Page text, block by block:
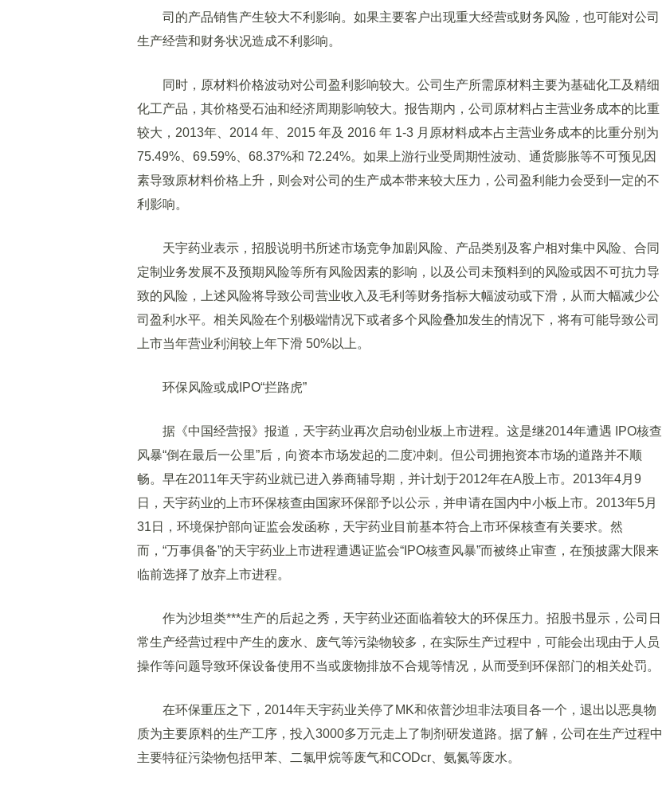
司的产品销售产生较大不利影响。如果主要客户出现重大经营或财务风险，也可能对公司
生产经营和财务状况造成不利影响。
同时，原材料价格波动对公司盈利影响较大。公司生产所需原材料主要为基础化工及精细
化工产品，其价格受石油和经济周期影响较大。报告期内，公司原材料占主营业务成本的比重
较大，2013年、2014 年、2015 年及 2016 年 1-3 月原材料成本占主营业务成本的比重分别为
75.49%、69.59%、68.37%和 72.24%。如果上游行业受周期性波动、通货膨胀等不可预见因
素导致原材料价格上升，则会对公司的生产成本带来较大压力，公司盈利能力会受到一定的不
利影响。
天宇药业表示，招股说明书所述市场竞争加剧风险、产品类别及客户相对集中风险、合同
定制业务发展不及预期风险等所有风险因素的影响，以及公司未预料到的风险或因不可抗力导
致的风险，上述风险将导致公司营业收入及毛利等财务指标大幅波动或下滑，从而大幅减少公
司盈利水平。相关风险在个别极端情况下或者多个风险叠加发生的情况下，将有可能导致公司
上市当年营业利润较上年下滑 50%以上。
环保风险或成IPO“拦路虎”
据《中国经营报》报道，天宇药业再次启动创业板上市进程。这是继2014年遭遇 IPO核查
风暴“倒在最后一公里”后，向资本市场发起的二度冲刺。但公司拥抱资本市场的道路并不顺
畅。早在2011年天宇药业就已进入券商辅导期，并计划于2012年在A股上市。2013年4月9
日，天宇药业的上市环保核查由国家环保部予以公示，并申请在国内中小板上市。2013年5月
31日，环境保护部向证监会发函称，天宇药业目前基本符合上市环保核查有关要求。然
而，“万事俱备”的天宇药业上市进程遭遇证监会“IPO核查风暴”而被终止审查，在预披露大限来
临前选择了放弃上市进程。
作为沙坦类***生产的后起之秀，天宇药业还面临着较大的环保压力。招股书显示，公司日
常生产经营过程中产生的废水、废气等污染物较多，在实际生产过程中，可能会出现由于人员
操作等问题导致环保设备使用不当或废物排放不合规等情况，从而受到环保部门的相关处罚。
在环保重压之下，2014年天宇药业关停了MK和依普沙坦非法项目各一个，退出以恶臭物
质为主要原料的生产工序，投入3000多万元走上了制剂研发道路。据了解，公司在生产过程中
主要特征污染物包括甲苯、二氯甲烷等废气和CODcr、氨氮等废水。